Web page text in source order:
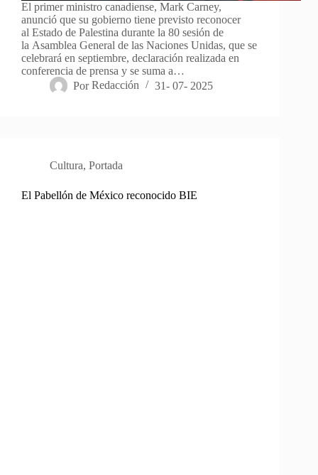
El primer ministro canadiense, Mark Carney,
anunció que su gobierno tiene previsto reconocer
al Estado de Palestina durante la 80 sesión de
la Asamblea General de las Naciones Unidas, que se
celebrará en septiembre, declaración realizada en
conferencia de prensa y se suma a…
Por Redacción 31- 07- 2025
Cultura, Portada
El Pabellón de México reconocido BIE